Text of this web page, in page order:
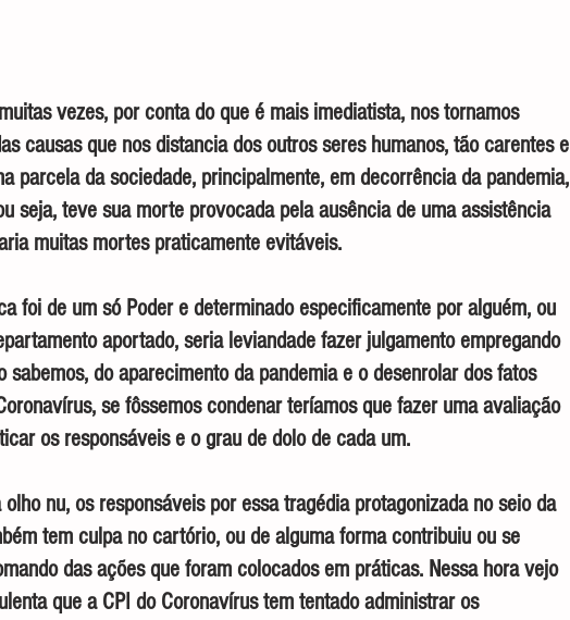
Politicagem
vezes, por conta do que é mais imediatista, nos tornamos
causas que nos distancia dos outros seres humanos, tão carentes e
parcela da sociedade, principalmente, em decorrência da pandemia,
seja, teve sua morte provocada pela ausência de uma assistência
muitas mortes praticamente evitáveis.
foi de um só Poder e determinado especificamente por alguém, ou
aportado, seria leviandade fazer julgamento empregando
do aparecimento da pandemia e o desenrolar dos fatos
se fôssemos condenar teríamos que fazer uma avaliação
os responsáveis e o grau de dolo de cada um.
nu, os responsáveis por essa tragédia protagonizada no seio da
tem culpa no cartório, ou de alguma forma contribuiu ou se
das ações que foram colocados em práticas. Nessa hora vejo
que a CPI do Coronavírus tem tentado administrar os